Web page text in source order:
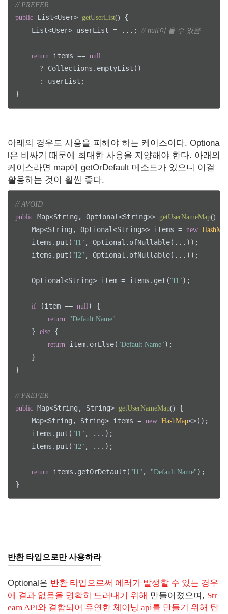
// PREFER
public List<User> getUserList()
{
    List<User> userList = ...;
// null이 올 수 있음
return items == null
      ? Collections.emptyList()
      : userList;
}
아래의 경우도 사용을 피해야 하는 케이스이다. Optiona
l은 비싸기 때문에 최대한 사용을 지양해야 한다. 아래의
케이스라면 map에 getOrDefault 메소드가 있으니 이걸
활용하는 것이 훨씬 좋다.
// AVOID
public Map<String, Optional<String>> getUserNameMap()
    Map<String, Optional<String>> items =
new
    items.put(
"I1" , Optional.ofNullable(...));
    items.put(
"I2" , Optional.ofNullable(...));
    Optional<String> item = items.get(
"I1" );
if (item == null) {
return "Default Name"
    }
else {
return item.orElse( "Default Name" );
    }
}
// PREFER
public Map<String, String> getUserNameMap()
{
    Map<String, String> items =
new HashMap<>();
    items.put(
"I1" , ...);
    items.put(
"I2" , ...);
return items.getOrDefault( "I1" , "Default Name" );
}
반환 타입으로만 사용하라
Optional은 반환 타입으로써 에러가 발생할 수 있는 경우
에 결과 없음을 명확히 드러내기 위해 만들어졌으며, Str
eam API와 결합되어 유연한 체이닝 api를 만들기 위해 탄